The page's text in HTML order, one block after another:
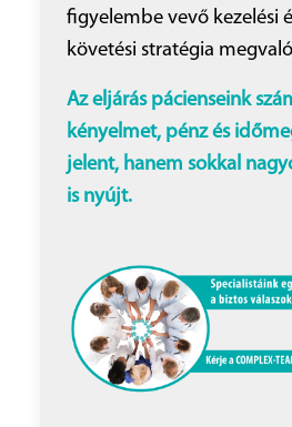
figyelembe vevő kezelési
követési stratégia
Az eljárás pácienseink
kényelmet, pénz és
jelent, hanem sokkal
is nyújt.